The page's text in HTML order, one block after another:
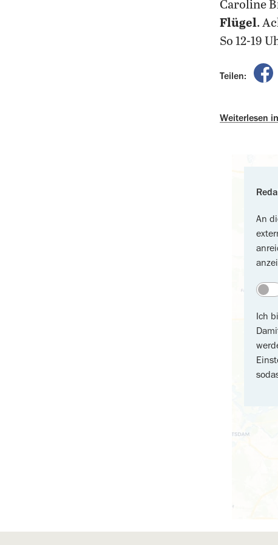
Caroline
Flügel.
So 12-19
Teilen:
Weiterlesen
An
Ich